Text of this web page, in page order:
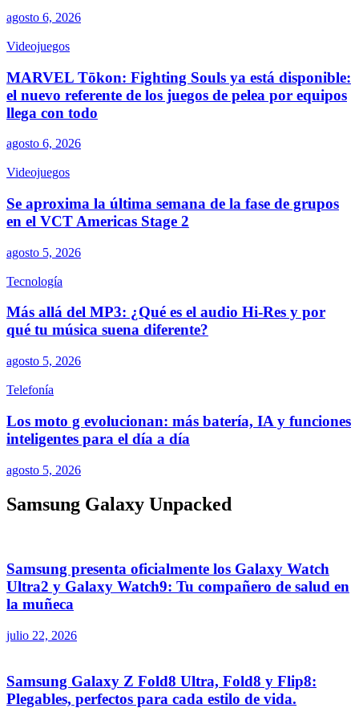
agosto 6, 2026
Videojuegos
MARVEL Tōkon: Fighting Souls ya está disponible:
el nuevo referente de los juegos de pelea por equipos
llega con todo
agosto 6, 2026
Videojuegos
Se aproxima la última semana de la fase de grupos
en el VCT Americas Stage 2
agosto 5, 2026
Tecnología
Más allá del MP3: ¿Qué es el audio Hi-Res y por
qué tu música suena diferente?
agosto 5, 2026
Telefonía
Los moto g evolucionan: más batería, IA y funciones
inteligentes para el día a día
agosto 5, 2026
Samsung Galaxy Unpacked
Samsung presenta oficialmente los Galaxy Watch
Ultra2 y Galaxy Watch9: Tu compañero de salud en
la muñeca
julio 22, 2026
Samsung Galaxy Z Fold8 Ultra, Fold8 y Flip8:
Plegables, perfectos para cada estilo de vida.